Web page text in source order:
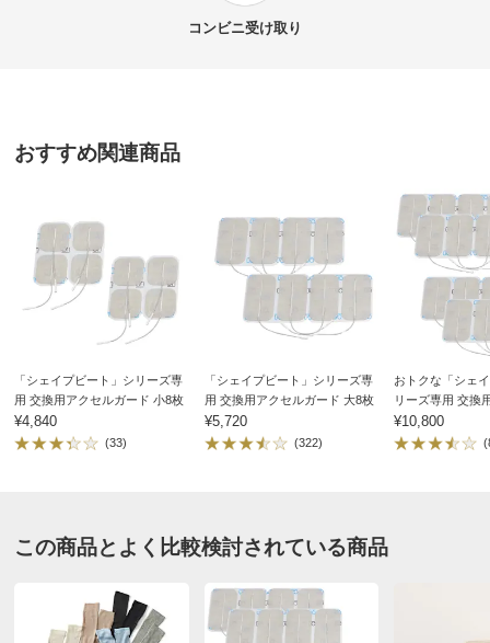
「シェイプビート」シリーズ専用 交換用アクセルガー
ド 敏感肌用 小8枚
※お届け先が同じであれば複数個ご購入いただいても¥880です。
お支払い方法 送料について
■セット内容：敏感肌用【小】4枚入り×2袋
■サイズ：タテ5×ヨコ5cm
■材質：精製水、ポリエチレングリコール（粘土調整があ
り、肌にやさしく密着。化粧水類、クリーム類、洗顔ソー
プ・シャンプーをはじめ、医薬品の軟膏基材類など、多方
面に利用されている皮膚の粘膜保護に優れた材質）、ポリ
ビニールピロドリン（PVP）（増粘剤＋耐凍剤）、マグネ
※アクセルガードには、使用期限がございます。商品に書
ディノスのサイズ
最初購入した粘着パッドで体中真っ赤に。もう使用を諦
めようかと思っていた時に、この敏感肌用があることを
知りました。これは全く肌に負担なく安心して使えま
す。ただ大判がなく、普通用よりも早く乾燥するので、
何回も買い直すことに。今後、大判でより乾燥しにくい
物を開発して頂けると嬉しいです。
2015/04/21
ず思ったより肌に赤みが残ってしまいました。
コンビニ受け取り
おすすめ関連商品
「シェイプビート」シリーズ専
用 交換用アクセルガード 小8枚
¥4,840
(33)
「シェイプビート」シリーズ専
用 交換用アクセルガード 大8枚
¥5,720
(322)
おトクな「シェ
リーズ専用 交換
ド 大16枚セット
¥10,800
この商品とよく比較検討されている商品